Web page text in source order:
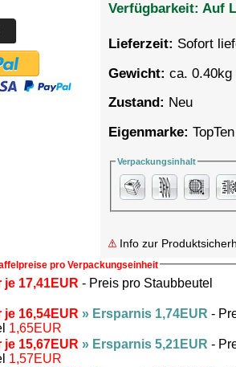
Verfügbarkeit: Auf
Lieferzeit: Sofort
Gewicht: ca. 0.40kg
Zustand: Neu
Eigenmarke: TopTen
Verpackungsinhalt
Info zur
pro Verpackungseinheit
1 Stück nur je 17,41EUR - Preis pro Staubbeutel
2 Stück nur je 16,54EUR » Ersparnis 1,74EUR -
1,65EUR
3 Stück nur je 15,67EUR » Ersparnis 5,21EUR -
1,57EUR